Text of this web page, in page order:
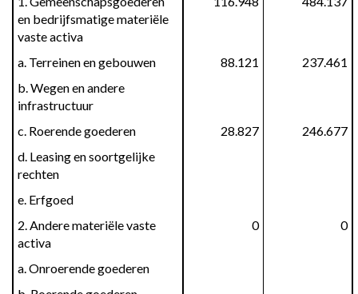
en bedrijfsmatige materiële
vaste activa
a. Terreinen en gebouwen 88.121
237.461
b. Wegen en andere
infrastructuur
c. Roerende goederen
28.827
246.677
d. Leasing en soortgelijke
rechten
e. Erfgoed
2. Andere materiële vaste
activa
0 0
a. Onroerende goederen